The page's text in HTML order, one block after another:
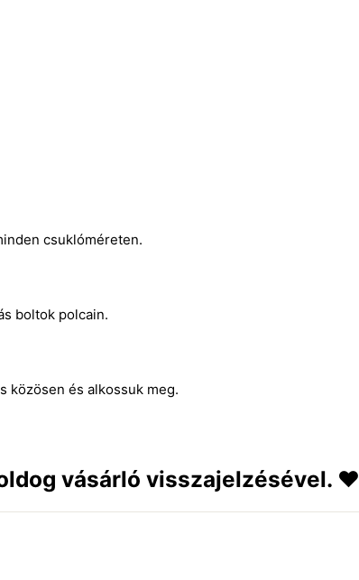
csuklóméreten.
boltok polcain.
közösen és alkossuk meg.
vásárló visszajelzésével. ❤️